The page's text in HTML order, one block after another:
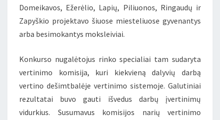
Domeikavos, Ežerėlio, Lapių, Piliuonos, Ringaudų ir
Zapyškio projektavo šiuose miesteliuose gyvenantys
arba besimokantys moksleiviai.
Konkurso nugalėtojus rinko specialiai tam sudaryta
vertinimo komisija, kuri kiekvieną dalyvių darbą
vertino dešimtbalėje vertinimo sistemoje. Galutiniai
rezultatai buvo gauti išvedus darbų įvertinimų
vidurkius. Susumavus komisijos narių vertinimo